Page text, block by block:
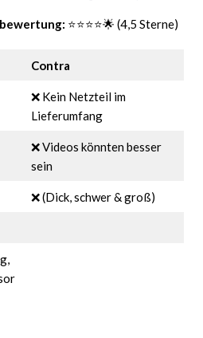
⭐⭐⭐⭐🌟 (4,5 Sterne)
Contra
❌ Kein Netzteil im
Lieferumfang
❌ Videos könnten besser
sein
❌ (Dick, schwer & groß)